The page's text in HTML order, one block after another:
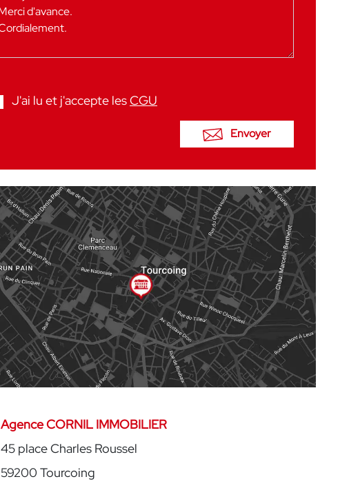
J'ai lu et j'accepte lesCGU
Envoyer
Agence CORNIL IMMOBILIER
45 place Charles Roussel
59200 Tourcoing